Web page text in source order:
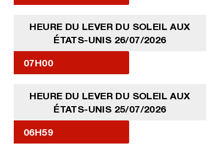
HEURE DU LEVER DU SOLEIL AUX
ÉTATS-UNIS 26/07/2026
07H00
HEURE DU LEVER DU SOLEIL AUX
ÉTATS-UNIS 25/07/2026
06H59